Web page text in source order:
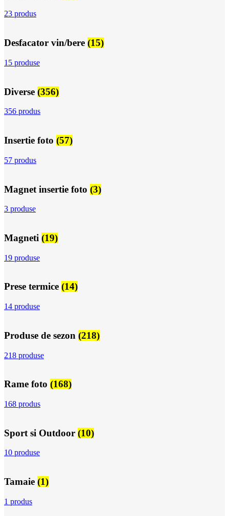
23 produs
Desfacator vin/bere (15)
15 produse
Diverse (356)
356 produs
Insertie foto (57)
57 produs
Magnet insertie foto (3)
3 produse
Magneti (19)
19 produse
Prese termice (14)
14 produse
Produse de sezon (218)
218 produse
Rame foto (168)
168 produs
Sport si Outdoor (10)
10 produse
Tamaie (1)
1 produs